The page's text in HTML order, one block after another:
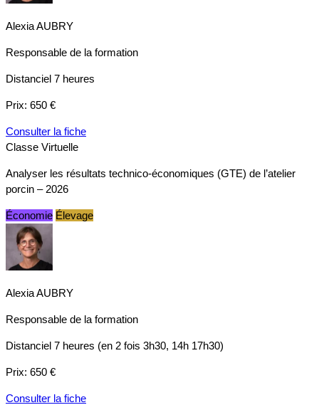
Alexia AUBRY
Responsable de la formation
Distanciel 7 heures
Prix: 650 €
Consulter la fiche
Classe Virtuelle
Analyser les résultats technico-économiques (GTE) de l’atelier
porcin – 2026
Économie Élevage
Alexia AUBRY
Responsable de la formation
Distanciel 7 heures (en 2 fois 3h30, 14h 17h30)
Prix: 650 €
Consulter la fiche